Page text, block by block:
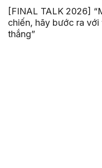
[FINAL TALK 2026]
chiến, hãy bước ra
thắng”